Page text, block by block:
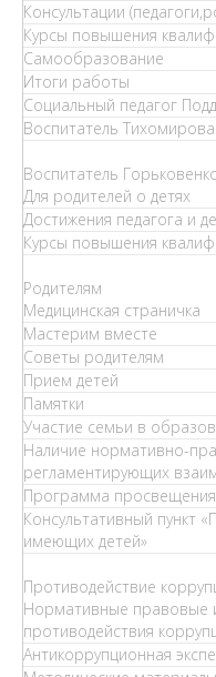
Консультации
Курсы повышения
Самообразование
Итоги работы
Социальный педагог
Воспитатель
Воспитатель
Для родителей о детях
Достижения педагога и
Курсы повышения
Родителям
Медицинская страничка
Мастерим вместе
Советы родителям
Прием детей
Памятки
Участие семьи в
Наличие нормативно-
регламентирующих
Программа
Консультативный пункт
имеющих детей»
Противодействие
Нормативные правовые
противодействия
Антикоррупционная